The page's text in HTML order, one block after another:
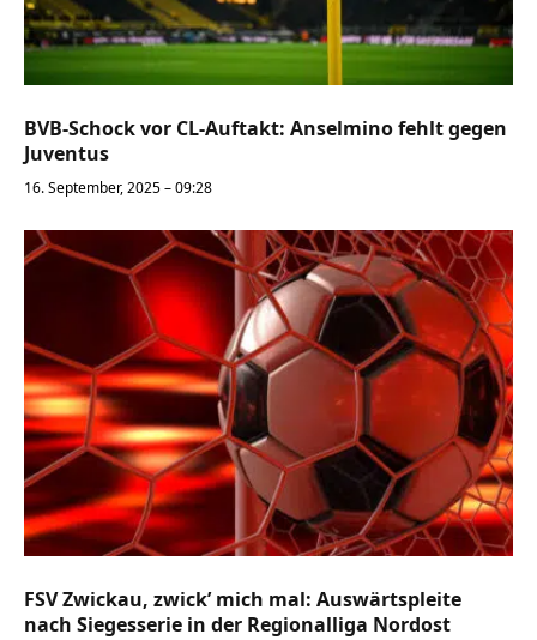
BVB-Schock vor CL-Auftakt: Anselmino fehlt gegen
Juventus
16. September, 2025 – 09:28
FSV Zwickau, zwick’ mich mal: Auswärtspleite
nach Siegesserie in der Regionalliga Nordost